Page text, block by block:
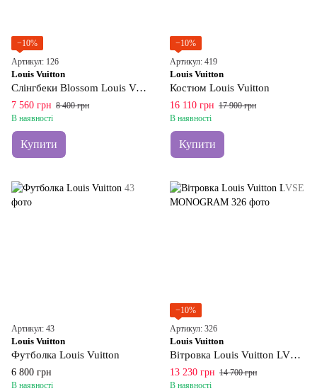
−10%
Артикул: 126
Louis Vuitton
Слінгбеки Blossom Louis Vuitton
7 560 грн 8 400 грн
В наявності
Купити
−10%
Артикул: 419
Louis Vuitton
Костюм Louis Vuitton
16 110 грн 17 900 грн
В наявності
Купити
Артикул: 43
Louis Vuitton
Футболка Louis Vuitton
6 800 грн
В наявності
−10%
Артикул: 326
Louis Vuitton
Вітровка Louis Vuitton LVSE MONOGRAM
13 230 грн 14 700 грн
В наявності